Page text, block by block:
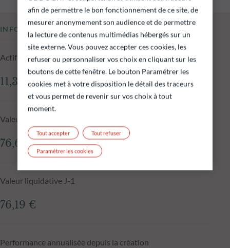
INFORMATIONS CLÉS
Actif net du fonds au 05.08.2026
11,31 M€
Valeur liquidative au 05.08.2026
76,60 €
Valeur liquidative J-1
76,19 €
Performance annualisée depuis la création
afin de permettre le bon fonctionnement de ce site, de
mesurer anonymement son audience et de permettre
la lecture de contenus multimédias hébergés sur un
site externe. Vous pouvez accepter ces cookies, les
refuser ou personnaliser vos choix en cliquant sur les
boutons de cette fenêtre. Le bouton Paramétrer les
cookies met à votre disposition le détail des traceurs
et vous permet de revenir sur vos choix à tout
moment.
Tout refuser
Tout accepter
Paramétrer les cookies